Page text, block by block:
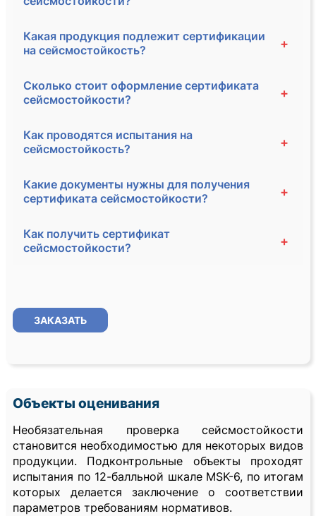
Какая продукция подлежит сертификации
на сейсмостойкость?
+
Сколько стоит оформление сертификата
сейсмостойкости?
+
Как проводятся испытания на
сейсмостойкость?
+
Какие документы нужны для получения
сертификата сейсмостойкости?
+
Как получить сертификат
сейсмостойкости?
+
ЗАКАЗАТЬ
Объекты оценивания
Необязательная проверка сейсмостойкости
становится необходимостью для некоторых видов
продукции. Подконтрольные объекты проходят
испытания по 12-балльной шкале MSK-6, по итогам
которых делается заключение о соответствии
параметров требованиям нормативов.